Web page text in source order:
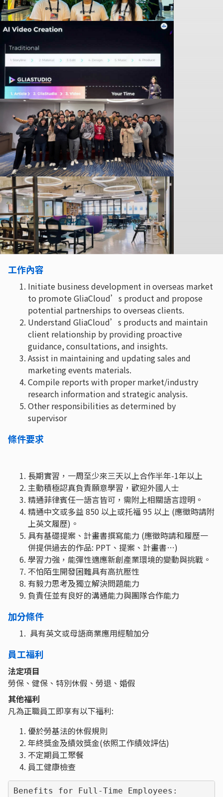
工作內容
Initiate business development in overseas market
to promote GliaCloud’s product and propose
potential partnerships to overseas clients.
Understand GliaCloud’s products and maintain
client relationship by providing proactive
guidance, consultations, and insights.
Assist in maintaining and updating sales and
marketing events materials.
Compile reports with proper market/industry
research information and strategic analysis.
Other responsibilities as determined by
supervisor
條件要求
長期實習，一周至少來三天以上合作半年-1年以上
主動積極認真負責願意學習，歡迎外國人士
精通菲律賓任一語言皆可，需附上相關語言證明。
精通中文或多益 850 以上或托福 95 以上 (應徵時請附
上英文履歷)。
具有基礎提案、計畫書撰寫能力 (應徵時請和履歷一
併提供過去的作品: PPT、提案、計畫書…)
學習力強，能彈性適應新創產業環境的變動與挑戰。
不怕陌生開發困難具有高抗壓性
有毅力思考及獨立解決問題能力
負責任並有良好的溝通能力與團隊合作能力
加分條件
具有英文或母語商業應用經驗加分
員工福利
法定項目
勞保、健保、特別休假、勞退、婚假
其他福利
凡為正職員工即享有以下福利:
優於勞基法的休假規則
年終獎金及績效獎金(依照工作績效評估)
不定期員工聚餐
員工健康檢查
Benefits for Full-Time Employees: